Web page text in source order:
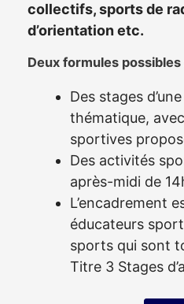
collectifs, sports de
d’orientation etc.
Deux formules possibles
Des stages
thématique,
sportives
Des activités
après-midi de
L’encadrement
éducateurs
sports qui sont
Titre 3 Stages